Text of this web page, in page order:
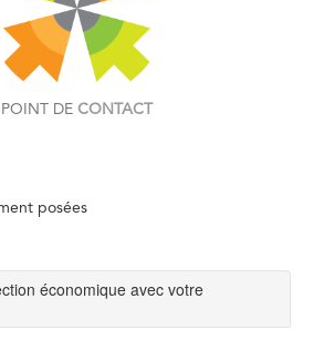
POINT DE CONTACT
posées
économique avec votre